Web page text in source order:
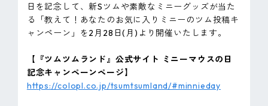
日を記念して、新Sツムや素敵なミニーグッズが当た
る「教えて！あなたのお気に入りミニーのツム投稿キ
ャンペーン」を2月28日(月)より開催いたします。
【『ツムツムランド』公式サイト ミニーマウスの日
記念キャンペーンページ】
https://colopl.co.jp/tsumtsumland/#minnieday